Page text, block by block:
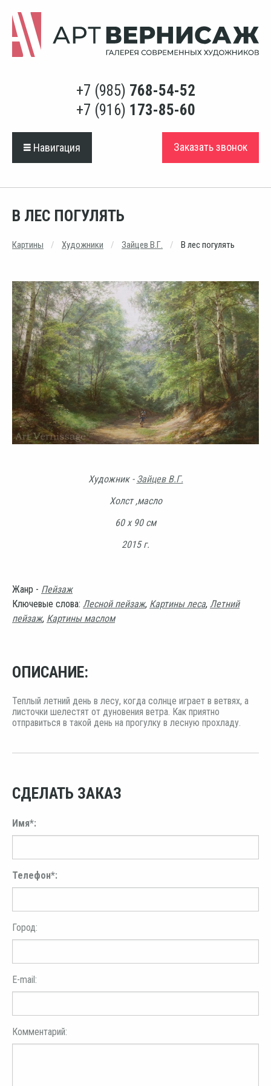
+7 (985) 768-54-52
+7 (916) 173-85-60
Навигация Заказать звонок
В ЛЕС ПОГУЛЯТЬ
Картины Художники Зайцев В.Г. В лес погулять
Художник - Зайцев В.Г.
Холст ,масло
60 х 90 см
2015 г.
Жанр - Пейзаж
Ключевые слова: Лесной пейзаж, Картины леса, Летний
пейзаж, Картины маслом
ОПИСАНИЕ:
Теплый летний день в лесу, когда солнце играет в ветвях, а
листочки шелестят от дуновения ветра. Как приятно
отправиться в такой день на прогулку в лесную прохладу.
СДЕЛАТЬ ЗАКАЗ
Имя*:
Телефон*:
Город:
E-mail:
Комментарий: